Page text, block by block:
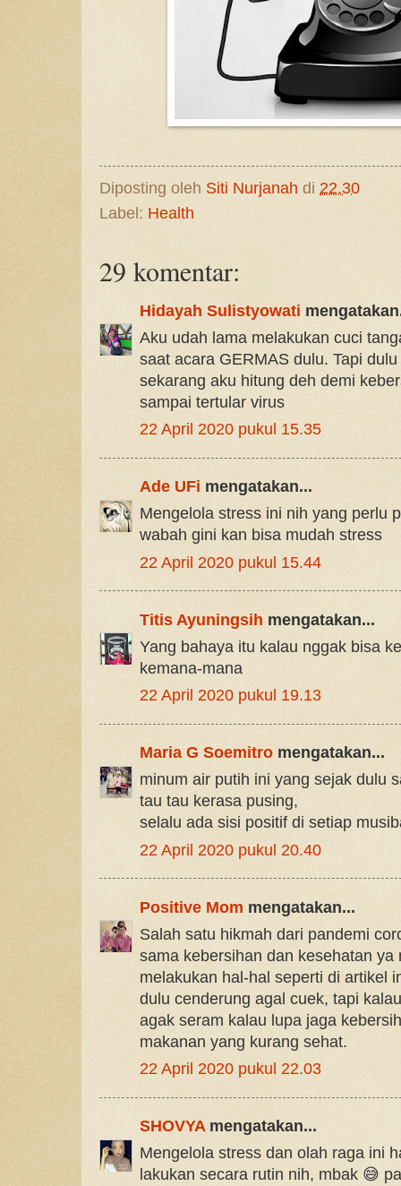
Diposting oleh Siti Nurjanah di 22.30
Label: Health
29 komentar:
Hidayah Sulistyowati
Aku udah lama melakukan cuci
saat acara GERMAS dulu. Tapi
sekarang aku hitung deh demi
sampai tertular virus
22 April 2020 pukul 15.35
Ade UFi mengatakan...
Mengelola stress ini nih yang perlu
wabah gini kan bisa mudah stress
22 April 2020 pukul 15.44
Titis Ayuningsih mengatakan...
Yang bahaya itu kalau nggak bisa
kemana-mana
22 April 2020 pukul 19.13
Maria G Soemitro mengatakan...
minum air putih ini yang sejak dulu
tau tau kerasa pusing,
selalu ada sisi positif di setiap
22 April 2020 pukul 20.40
Positive Mom mengatakan...
Salah satu hikmah dari pandemi
sama kebersihan dan kesehatan ya
melakukan hal-hal seperti di artikel
dulu cenderung agal cuek, tapi
agak seram kalau lupa jaga
makanan yang kurang sehat.
22 April 2020 pukul 22.03
SHOVYAmengatakan...
Mengelola stress dan olah raga ini
lakukan secara rutin nih, mbak 😅